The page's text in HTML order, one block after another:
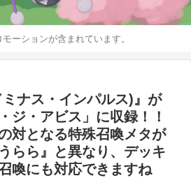
ーションが含まれています。
ミナス・インパルス)』が
ジ・アビス」に収録！！
対となる特殊召喚メタが
らら』と異なり、デッキ
喚にも対応できますね